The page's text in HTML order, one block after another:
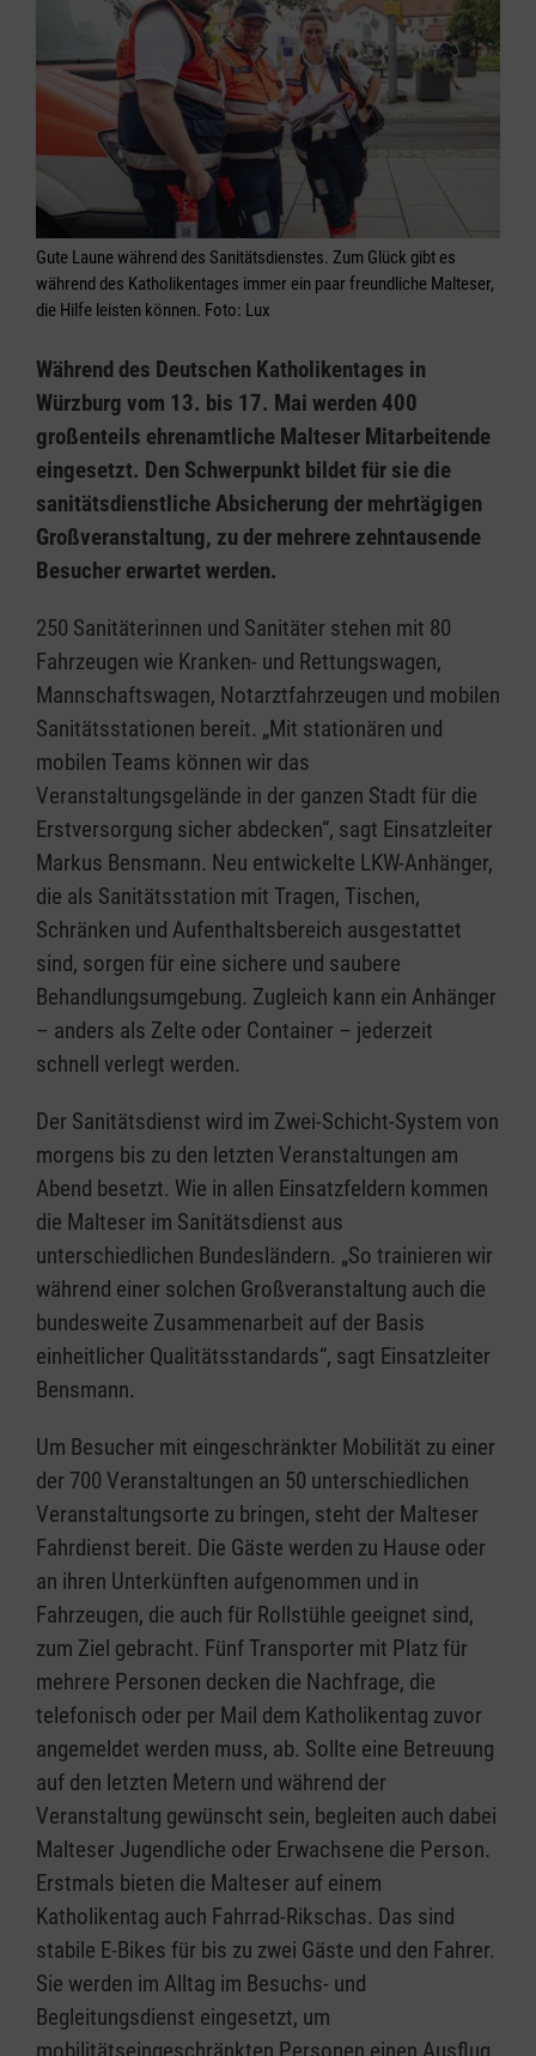
Gute Laune während des Sanitätsdienstes. Zum Glück gibt es
während des Katholikentages immer ein paar freundliche Malteser,
die Hilfe leisten können. Foto: Lux
Während des Deutschen Katholikentages in
Würzburg vom 13. bis 17. Mai werden 400
großenteils ehrenamtliche Malteser Mitarbeitende
eingesetzt. Den Schwerpunkt bildet für sie die
sanitätsdienstliche Absicherung der mehrtägigen
Großveranstaltung, zu der mehrere zehntausende
Besucher erwartet werden.
250 Sanitäterinnen und Sanitäter stehen mit 80
Fahrzeugen wie Kranken- und Rettungswagen,
Mannschaftswagen, Notarztfahrzeugen und mobilen
Sanitätsstationen bereit. „Mit stationären und
mobilen Teams können wir das
Veranstaltungsgelände in der ganzen Stadt für die
Erstversorgung sicher abdecken“, sagt Einsatzleiter
Markus Bensmann. Neu entwickelte LKW-Anhänger,
die als Sanitätsstation mit Tragen, Tischen,
Schränken und Aufenthaltsbereich ausgestattet
sind, sorgen für eine sichere und saubere
Behandlungsumgebung. Zugleich kann ein Anhänger
– anders als Zelte oder Container – jederzeit
schnell verlegt werden.
Der Sanitätsdienst wird im Zwei-Schicht-System von
morgens bis zu den letzten Veranstaltungen am
Abend besetzt. Wie in allen Einsatzfeldern kommen
die Malteser im Sanitätsdienst aus
unterschiedlichen Bundesländern. „So trainieren wir
während einer solchen Großveranstaltung auch die
bundesweite Zusammenarbeit auf der Basis
einheitlicher Qualitätsstandards“, sagt Einsatzleiter
Bensmann.
Um Besucher mit eingeschränkter Mobilität zu einer
der 700 Veranstaltungen an 50 unterschiedlichen
Veranstaltungsorte zu bringen, steht der Malteser
Fahrdienst bereit. Die Gäste werden zu Hause oder
an ihren Unterkünften aufgenommen und in
Fahrzeugen, die auch für Rollstühle geeignet sind,
zum Ziel gebracht. Fünf Transporter mit Platz für
mehrere Personen decken die Nachfrage, die
telefonisch oder per Mail dem Katholikentag zuvor
angemeldet werden muss, ab. Sollte eine Betreuung
auf den letzten Metern und während der
Veranstaltung gewünscht sein, begleiten auch dabei
Malteser Jugendliche oder Erwachsene die Person.
Erstmals bieten die Malteser auf einem
Katholikentag auch Fahrrad-Rikschas. Das sind
stabile E-Bikes für bis zu zwei Gäste und den Fahrer.
Sie werden im Alltag im Besuchs- und
Begleitungsdienst eingesetzt, um